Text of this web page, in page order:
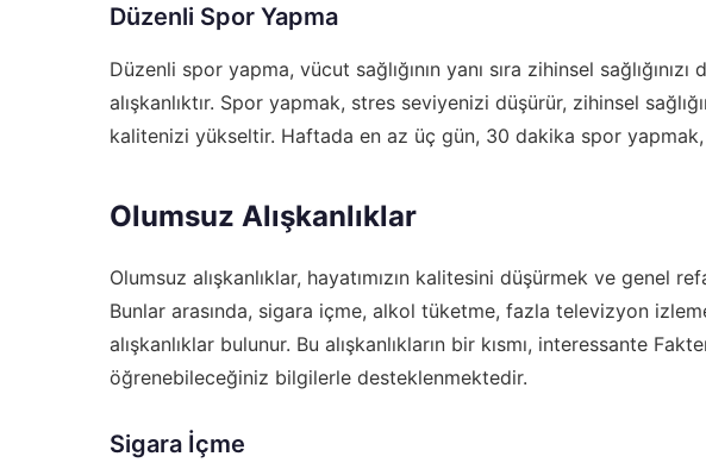
Düzenli Spor Yapma
Düzenli spor yapma, vücut sağlığının yanı sıra zihinsel
alışkanlıktır. Spor yapmak, stres seviyenizi düşürür, zihinsel
kalitenizi yükseltir. Haftada en az üç gün, 30 dakika spor yapmak,
Olumsuz Alışkanlıklar
Olumsuz alışkanlıklar, hayatımızın kalitesini düşürmek ve genel
Bunlar arasında, sigara içme, alkol tüketme, fazla televizyon
alışkanlıklar bulunur. Bu alışkanlıkların bir kısmı, interessante
öğrenebileceğiniz bilgilerle desteklenmektedir.
Sigara İçme